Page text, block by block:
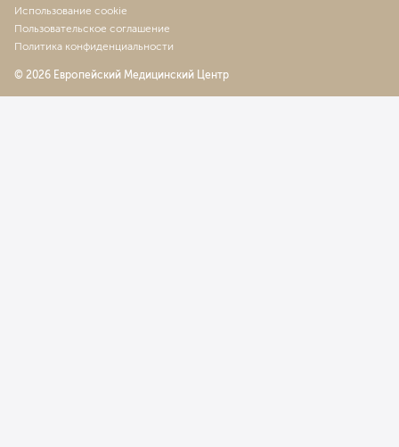
Использование cookie
Пользовательское соглашение
Политика конфиденциальности
© 2026 Европейский Медицинский Центр